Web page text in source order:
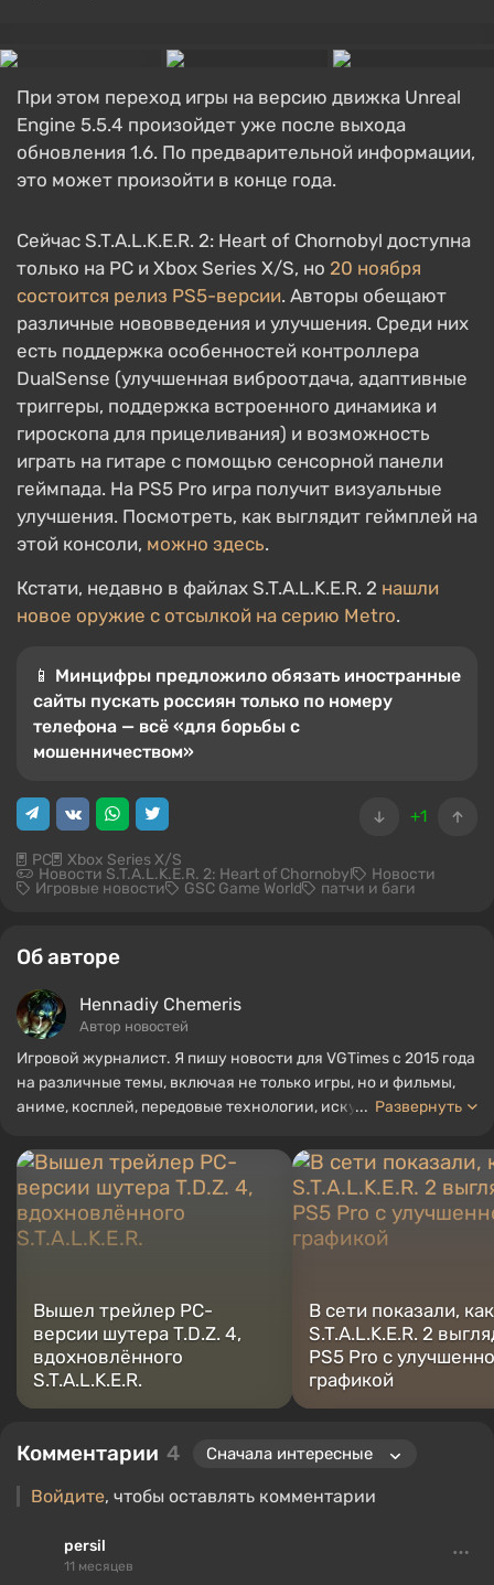
При этом переход игры на версию движка Unreal
Engine 5.5.4 произойдет уже после выхода
обновления 1.6. По предварительной информации,
это может произойти в конце года.
Сейчас S.T.A.L.K.E.R. 2: Heart of Chornobyl доступна
только на PC и Xbox Series X/S, но 20 ноября
состоится релиз PS5-версии. Авторы обещают
различные нововведения и улучшения. Среди них
есть поддержка особенностей контроллера
DualSense (улучшенная виброотдача, адаптивные
триггеры, поддержка встроенного динамика и
гироскопа для прицеливания) и возможность
играть на гитаре с помощью сенсорной панели
геймпада. На PS5 Pro игра получит визуальные
улучшения. Посмотреть, как выглядит геймплей на
этой консоли, можно здесь.
Кстати, недавно в файлах S.T.A.L.K.E.R. 2 нашли
новое оружие с отсылкой на серию Metro.
📱 Минцифры предложило обязать иностранные
сайты пускать россиян только по номеру
телефона — всё «для борьбы с
мошенничеством»
+1
PC Xbox Series X/S
Новости S.T.A.L.K.E.R. 2: Heart of Chornobyl Новости
Игровые новости GSC Game World патчи и баги
Об авторе
Hennadiy Chemеris
Автор новостей
Игровой журналист. Я пишу новости для VGTimes с 2015 года
на различные темы, включая не только игры, но и фильмы,
аниме, косплей, передовые технологии, искусственный
нескольких обзоров, топов, компиляций и других статей,
связанных с видеоиграми. Я собираю различные игровые
сувениры, включая фигурки, постеры, старые консоли и
многое другое. У меня есть живой интерес к ретро-играм. Я
играю с начала 2000-х на PC и консолях.
... Развернуть
Вышел трейлер PC-
версии шутера T.D.Z. 4,
вдохновлённого
S.T.A.L.K.E.R.
В сети показали, как
S.T.A.L.K.E.R. 2
PS5 Pro с
графикой
Комментарии 4
Войдите, чтобы оставлять комментарии
persil
11 месяцев